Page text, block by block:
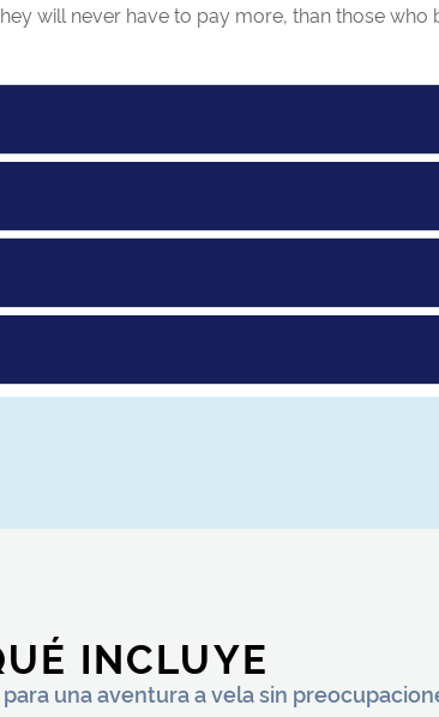
will never have to pay more, than those who
INCLUYE
una aventura a vela sin